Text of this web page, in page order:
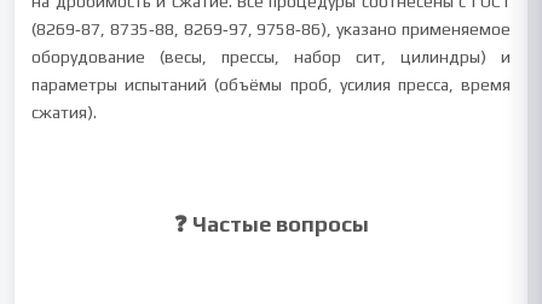
(8269‑87, 8735‑88, 8269‑97, 9758‑86), указано применяемое
оборудование (весы, прессы, набор сит, цилиндры) и
параметры испытаний (объёмы проб, усилия пресса, время
сжатия).
❓ Частые вопросы